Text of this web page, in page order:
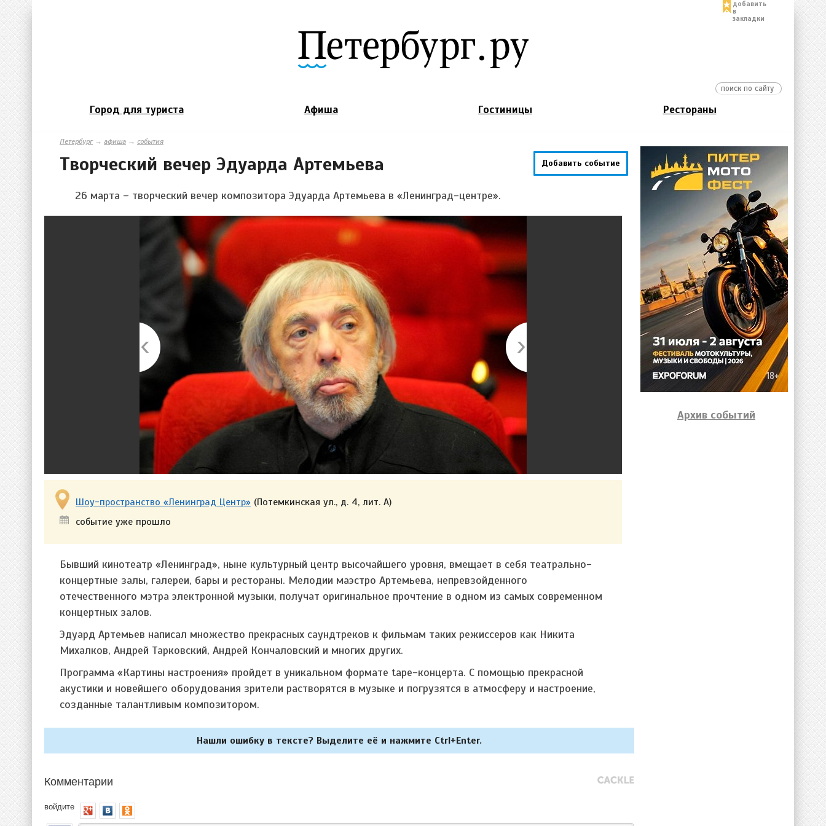
добавить
в
закладки
Город для туриста Афиша Гостиницы Рестораны
Петербург→ афиша → события
Добавить событие
Творческий вечер Эдуарда Артемьева
26 марта – творческий вечер композитора Эдуарда Артемьева в «Ленинград-центре».
Шоу-пространство ​«Ленинград Центр» (Потемкинская ул., д. 4, лит. А)
событие уже прошло
Бывший кинотеатр «Ленинград», ныне культурный центр высочайшего уровня, вмещает в себя театрально-
концертные залы, галереи, бары и рестораны. Мелодии маэстро Артемьева, непревзойденного
отечественного мэтра электронной музыки, получат оригинальное прочтение в одном из самых современном
концертных залов.
Эдуард Артемьев написал множество прекрасных саундтреков к фильмам таких режиссеров как Никита
Михалков, Андрей Тарковский, Андрей Кончаловский и многих других.
Программа «Картины настроения» пройдет в уникальном формате tape-концерта. С помощью прекрасной
акустики и новейшего оборудования зрители растворятся в музыке и погрузятся в атмосферу и настроение,
созданные талантливым композитором.
Нашли ошибку в тексте? Выделите её и нажмите Ctrl+Enter.
Комментарии
войдите
Архив событий